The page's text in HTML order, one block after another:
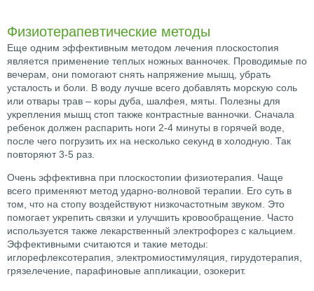
Физиотерапевтические методы
Еще одним эффективным методом лечения плоскостопия
является применение теплых ножных ванночек. Проводимые по
вечерам, они помогают снять напряжение мышц, убрать
усталость и боли. В воду лучше всего добавлять морскую соль
или отвары трав – коры дуба, шалфея, мяты. Полезны для
укрепления мышц стоп также контрастные ванночки. Сначала
ребенок должен распарить ноги 2-4 минуты в горячей воде,
после чего погрузить их на несколько секунд в холодную. Так
повторяют 3-5 раз.
Очень эффективна при плоскостопии физиотерапия. Чаще
всего применяют метод ударно-волновой терапии. Его суть в
том, что на стопу воздействуют низкочастотным звуком. Это
помогает укрепить связки и улучшить кровообращение. Часто
используется также лекарственный электрофорез с кальцием.
Эффективными считаются и такие методы:
иглорефлексотерапия, электромиостимуляция, гирудотерапия,
грязелечение, парафиновые аппликации, озокерит.